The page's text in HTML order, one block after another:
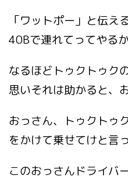
「ワットポー」と伝え
40Bで連れてってやる
なるほどトゥクトゥク
思いそれは助かると、
おっさん、トゥクトゥ
をかけて乗せてけと言
このおっさんドライバ